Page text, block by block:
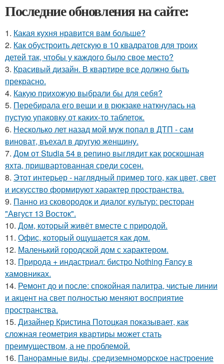
Последние обновления на сайте:
1. Какая кухня нравится вам больше?
2. Как обустроить детскую в 10 квадратов для троих
детей так, чтобы у каждого было свое место?
3. Красивый дизайн. В квартире все должно быть
прекрасно.
4. Какую прихожую выбрали бы для себя?
5. Перебирала его вещи и в рюкзаке наткнулась на
пустую упаковку от каких-то таблеток.
6. Несколько лет назад мой муж попал в ДТП - сам
виноват, въехал в другую женщину.
7. Дом от Studia 54 в репино выглядит как роскошная
яхта, пришвартованная среди сосен.
8. Этот интерьер - наглядный пример того, как цвет, свет
и искусство формируют характер пространства.
9. Панно из сковородок и диалог культур: ресторан
"Август 13 Восток".
10. Дом, который живёт вместе с природой.
11. Офис, который ощущается как дом.
12. Маленький городской дом с характером.
13. Природа + индастриал: бистро Nothing Fancy в
хамовниках.
14. Ремонт до и после: спокойная палитра, чистые линии
и акцент на свет полностью меняют восприятие
пространства.
15. Дизайнер Кристина Потоцкая показывает, как
сложная геометрия квартиры может стать
преимуществом, а не проблемой.
16. Панорамные виды, средиземноморское настроение